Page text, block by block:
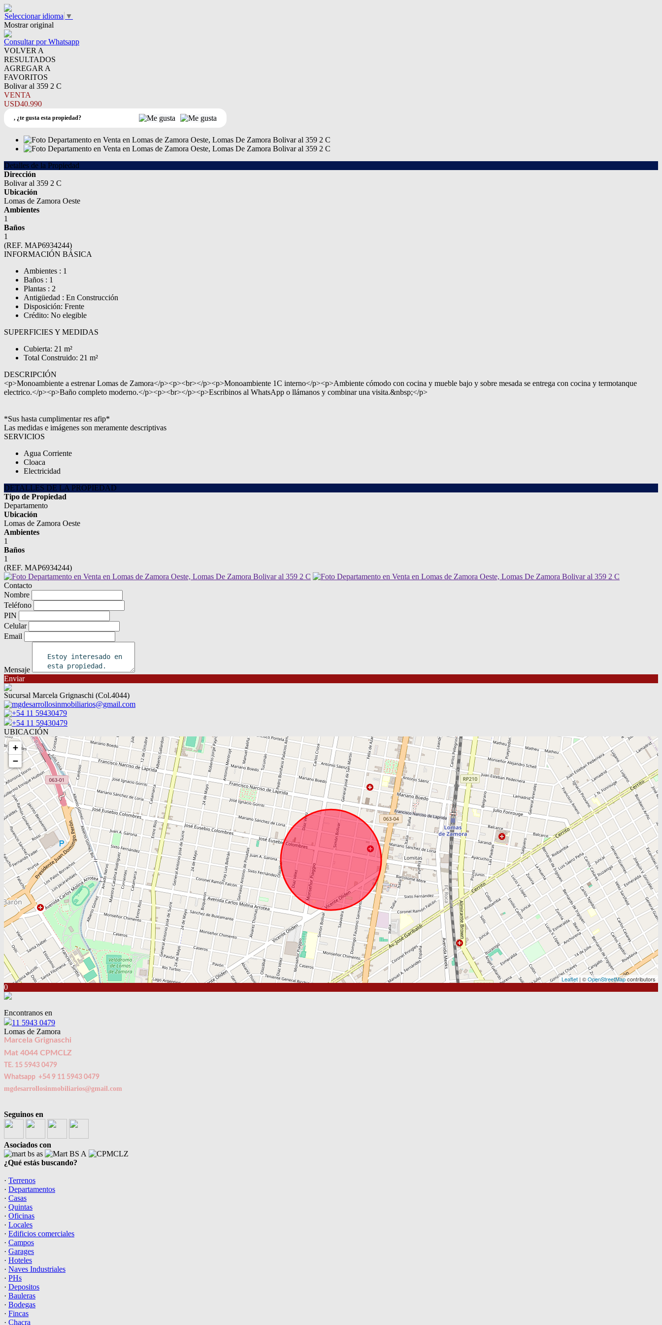
Seleccionar idioma ▼
Mostrar original
Consultar por Whatsapp
VOLVER A
RESULTADOS
AGREGAR A
FAVORITOS
Bolivar al 359 2 C
VENTA
USD40.990
, ¿te gusta esta propiedad?
Detalles de la Propiedad
Dirección
Bolivar al 359 2 C
Ubicación
Lomas de Zamora Oeste
Ambientes
1
Baños
1
(REF. MAP6934244)
INFORMACIÓN BÁSICA
Ambientes : 1
Baños : 1
Plantas : 2
Antigüedad : En Construcción
Disposición: Frente
Crédito: No elegible
SUPERFICIES Y MEDIDAS
Cubierta: 21 m²
Total Construido: 21 m²
DESCRIPCIÓN
<p>Monoambiente a estrenar Lomas de Zamora</p><p><br></p><p>Monoambiente 1C interno</p><p>Ambiente cómodo con cocina y mueble bajo y sobre mesada se entrega con cocina y termotanque
electrico.</p><p>Baño completo moderno.</p><p><br></p><p>Escribinos al WhatsApp o llámanos y combinar una visita.&nbsp;</p>
*Sus hasta cumplimentar res afip*
Las medidas e imágenes son meramente descriptivas
SERVICIOS
Agua Corriente
Cloaca
Electricidad
DETALLES DE LA PROPIEDAD
Tipo de Propiedad
Departamento
Ubicación
Lomas de Zamora Oeste
Ambientes
1
Baños
1
(REF. MAP6934244)
Contacto
Nombre
Teléfono
PIN
Celular
Email
Mensaje
Enviar
Sucursal Marcela Grignaschi (Col.4044)
mgdesarrollosinmobiliarios@gmail.com
+54 11 59430479
+54 11 59430479
UBICACIÓN
+
−
Leaflet | ©OpenStreetMapcontributors
0
Encontranos en
11 5943 0479
Lomas de Zamora
Marcela Grignaschi
Mat 4044 CPMCLZ
TE. 15 5943 0479
Whatsapp +54 9 11 5943 0479
mgdesarrollosinmobiliarios@gmail.com
Seguinos en
Asociados con
¿Qué estás buscando?
· Terrenos
· Departamentos
· Casas
· Quintas
· Oficinas
· Locales
· Edificios comerciales
· Campos
· Garages
· Hoteles
· Naves Industriales
· PHs
· Depositos
· Bauleras
· Bodegas
· Fincas
· Chacra